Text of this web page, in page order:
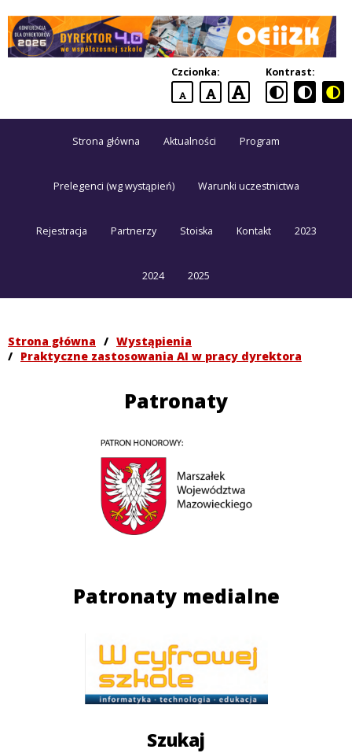
Dyrektor
Czcionka:
domyślnawiększa
czcionka
największa
Kontrast:
Strona główna Aktualności Program
Prelegenci (wg wystąpień) Warunki uczestnictwa
Rejestracja Partnerzy Stoiska Kontakt 2023
2024 2025
Strona główna / Wystąpienia
/ Praktyczne zastosowania AI w pracy dyrektora
Patronaty
Patronaty medialne
Szukaj